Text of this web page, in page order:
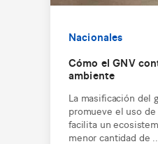
Nacionales
Cómo el GNV
ambiente
La masificación del
promueve el uso
facilita un
menor cantidad de ...